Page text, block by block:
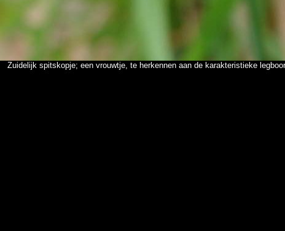
Zuidelijk spitskopje; een vrouwtje, te herkennen aan de karakteristieke